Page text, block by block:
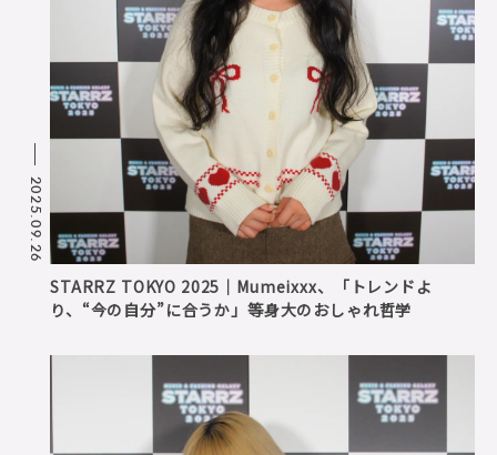
2025.09.26
STARRZ TOKYO 2025｜Mumeixxx、「トレンドよ
り、“今の自分”に合うか」等身大のおしゃれ哲学